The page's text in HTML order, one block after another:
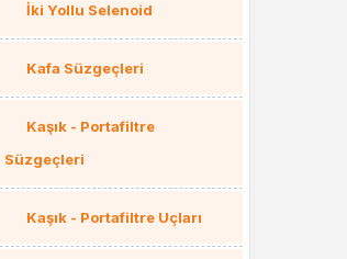
İki Yollu Selenoid
Kafa Süzgeçleri
Kaşık - Portafiltre
Süzgeçleri
Kaşık - Portafiltre Uçları